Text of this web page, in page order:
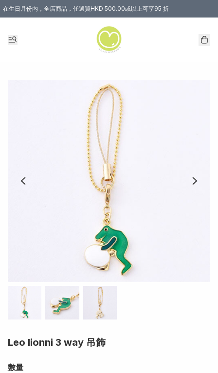
在生日月份内，全店商品，任選買HKD 500.00或以上可享95 折
Leo lionni 3 way 吊飾
數量